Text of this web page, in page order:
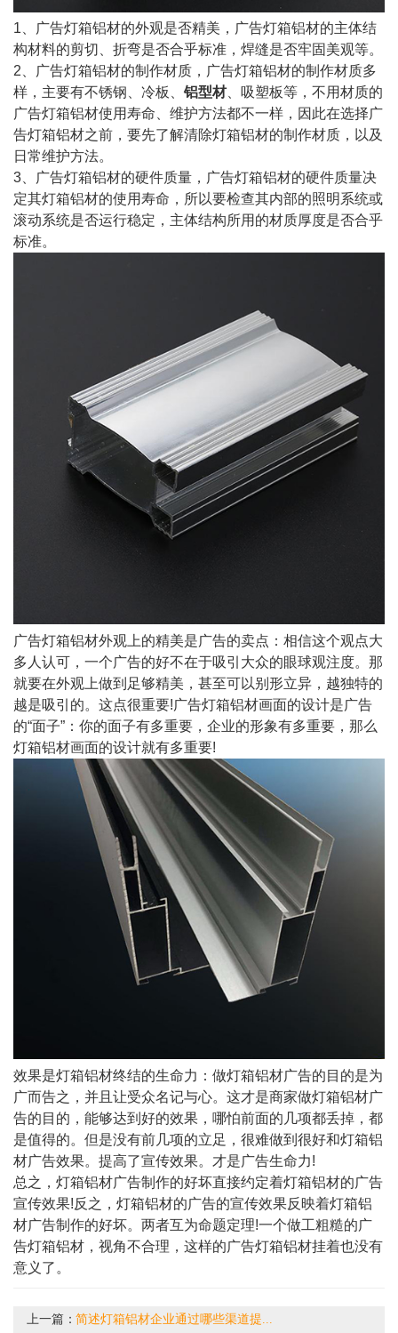
1、广告灯箱铝材的外观是否精美，广告灯箱铝材的主体结
构材料的剪切、折弯是否合乎标准，焊缝是否牢固美观等。
2、广告灯箱铝材的制作材质，广告灯箱铝材的制作材质多
样，主要有不锈钢、冷板、 铝型材、吸塑板等，不用材质的
广告灯箱铝材使用寿命、维护方法都不一样，因此在选择广
告灯箱铝材之前，要先了解清除灯箱铝材的制作材质，以及
日常维护方法。
3、广告灯箱铝材的硬件质量，广告灯箱铝材的硬件质量决
定其灯箱铝材的使用寿命，所以要检查其内部的照明系统或
滚动系统是否运行稳定，主体结构所用的材质厚度是否合乎
标准。
广告灯箱铝材外观上的精美是广告的卖点：相信这个观点大
多人认可，一个广告的好不在于吸引大众的眼球观注度。那
就要在外观上做到足够精美，甚至可以别形立异，越独特的
越是吸引的。这点很重要!广告灯箱铝材画面的设计是广告
的“面子”：你的面子有多重要，企业的形象有多重要，那么
灯箱铝材画面的设计就有多重要!
效果是灯箱铝材终结的生命力：做灯箱铝材广告的目的是为
广而告之，并且让受众名记与心。这才是商家做灯箱铝材广
告的目的，能够达到好的效果，哪怕前面的几项都丢掉，都
是值得的。但是没有前几项的立足，很难做到很好和灯箱铝
材广告效果。提高了宣传效果。才是广告生命力!
总之，灯箱铝材广告制作的好坏直接约定着灯箱铝材的广告
宣传效果!反之，灯箱铝材的广告的宣传效果反映着灯箱铝
材广告制作的好坏。两者互为命题定理!一个做工粗糙的广
告灯箱铝材，视角不合理，这样的广告灯箱铝材挂着也没有
意义了。
上一篇：简述灯箱铝材企业通过哪些渠道提...